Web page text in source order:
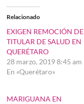
Relacionado
EXIGEN REMOCIÓN DE
TITULAR DE SALUD EN
QUERÉTARO
28 marzo, 2019 8:45 am
En «Querétaro»
MARIGUANA EN